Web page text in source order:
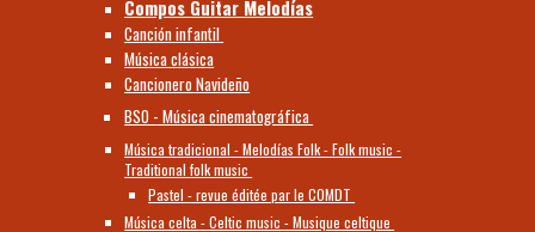
Compos Guitar Melodías
Canción infantil
Música clásica
Cancionero Navideño
BSO - Música cinematográfica
Música tradicional - Melodías Folk - Folk music -
Traditional folk music
Pastel - revue éditée par le COMDT
Música celta - Celtic music - Musique celtique